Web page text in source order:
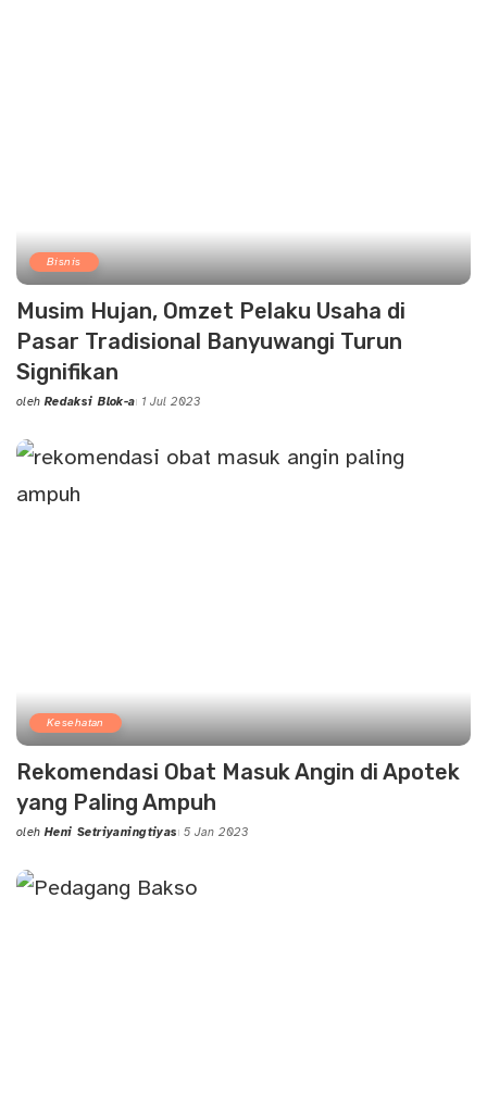
Bisnis
Musim Hujan, Omzet Pelaku Usaha di
Pasar Tradisional Banyuwangi Turun
Signifikan
Posted
oleh Redaksi Blok-a 1 Jul 2023
Kesehatan
Rekomendasi Obat Masuk Angin di Apotek
yang Paling Ampuh
Posted
oleh Heni Setriyaningtiyas 5 Jan 2023